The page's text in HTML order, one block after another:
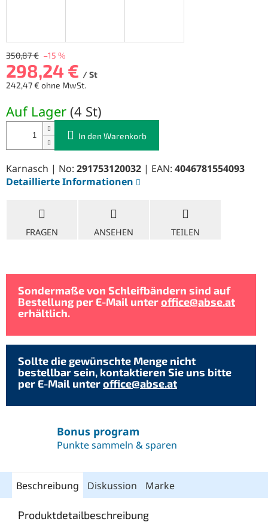
350,87 € –15 %
298,24 € / St
242,47 € ohne MwSt.
Auf Lager (4 St)
In den Warenkorb
Karnasch | No: 291753120032 | EAN: 4046781554093
Detaillierte Informationen
FRAGEN ANSEHEN TEILEN
Sondermaße von Schleifbändern sind auf
Bestellung per E-Mail unteroffice@abse.at
erhältlich.
Sollte die gewünschte Menge nicht
bestellbar sein, kontaktieren Sie uns bitte
per E-Mail unteroffice@abse.at
Bonus program
Punkte sammeln & sparen
Beschreibung Diskussion Marke
Produktdetailbeschreibung